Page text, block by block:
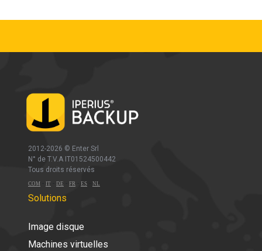
2012-2026 © Enter Srl
N° de T.V.A IT01524500442
Tous droits réservés
COM IT DE FR ES NL
Solutions
Image disque
Machines virtuelles